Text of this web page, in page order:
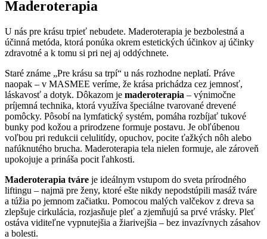
Maderoterapia
U nás pre krásu trpieť nebudete. Maderoterapia je bezbolestná a
účinná metóda, ktorá ponúka okrem estetických účinkov aj účinky
zdravotné a k tomu si pri nej aj oddýchnete.
Staré známe „Pre krásu sa trpí“ u nás rozhodne neplatí. Práve
naopak – v MASMEE veríme, že krása prichádza cez jemnosť,
láskavosť a dotyk. Dôkazom je maderoterapia – výnimočne
príjemná technika, ktorá využíva špeciálne tvarované drevené
pomôcky. Pôsobí na lymfatický systém, pomáha rozbíjať tukové
bunky pod kožou a prirodzene formuje postavu. Je obľúbenou
voľbou pri redukcii celulitídy, opuchov, pocite ťažkých nôh alebo
nafúknutého brucha. Maderoterapia tela nielen formuje, ale zároveň
upokojuje a prináša pocit ľahkosti.
Maderoterapia tváre je ideálnym vstupom do sveta prírodného
liftingu – najmä pre ženy, ktoré ešte nikdy nepodstúpili masáž tváre
a túžia po jemnom začiatku. Pomocou malých valčekov z dreva sa
zlepšuje cirkulácia, rozjasňuje pleť a zjemňujú sa prvé vrásky. Pleť
ostáva viditeľne vypnutejšia a žiarivejšia – bez invazívnych zásahov
a bolesti.